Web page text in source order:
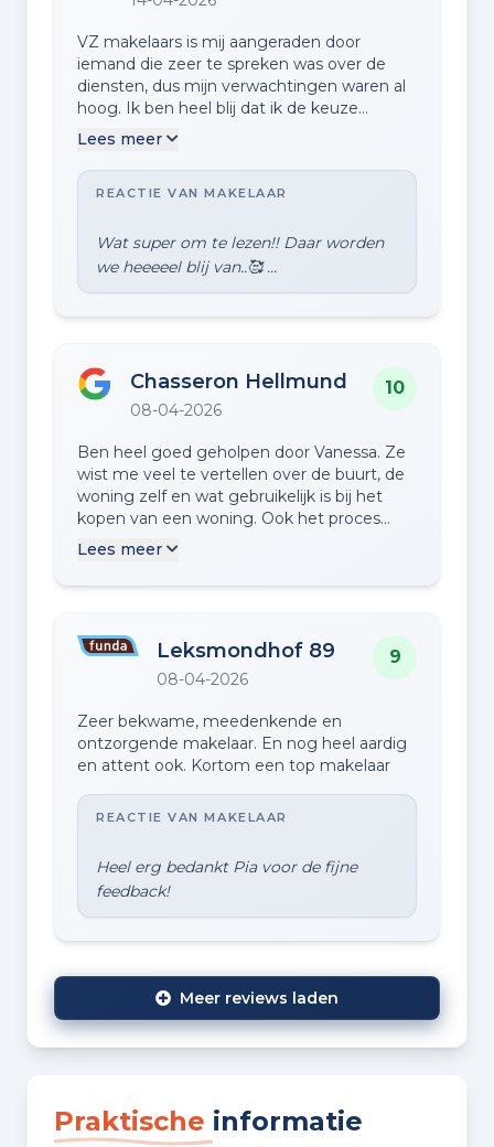
VZ makelaars is mij aangeraden door
iemand die zeer te spreken was over de
diensten, dus mijn verwachtingen waren al
hoog. Ik ben heel blij dat ik de keuze
gemaakt heb om de verkoop door VZ
hele traject heb ik als bijzonder prettig
ervaren. Het kennismakingsgesprek/de
voorbereid m.b.t. de woning, waarde etc.
De offerte was duidelijk en ik vond de
prijsstelling van de diensten eerlijk en
goed uit, zonder te gelikt te zijn. De
promotie van de woning was met zorg
gedaan (ik had hem bijna zelf weer willen
communicatie en het plannen van de
bezichtigingen flexibel ging. Vanessa hield
me uitgebreid op de hoogte. Pluspunten:
volledige ontzorging, veel kennis en
ervaring, flexibel communiceren (via mail,
Minpunten: geen. Nee, echt niet. Ik wens
nog veel meer tevreden klanten toe!
Dankjulliewel :-)
Lees meer
REACTIE VAN MAKELAAR
Wat super om te lezen!! Daar worden
Chasseron Hellmund
08-04-2026
10
Ben heel goed geholpen door Vanessa. Ze
wist me veel te vertellen over de buurt, de
woning zelf en wat gebruikelijk is bij het
kopen van een woning. Ook het proces
verliep soepel en relaxt.
Lees meer
Leksmondhof 89
08-04-2026
9
Zeer bekwame, meedenkende en
ontzorgende makelaar. En nog heel aardig
en attent ook. Kortom een top makelaar
REACTIE VAN MAKELAAR
Heel erg bedankt Pia voor de fijne
Meer reviews laden
Praktische informatie